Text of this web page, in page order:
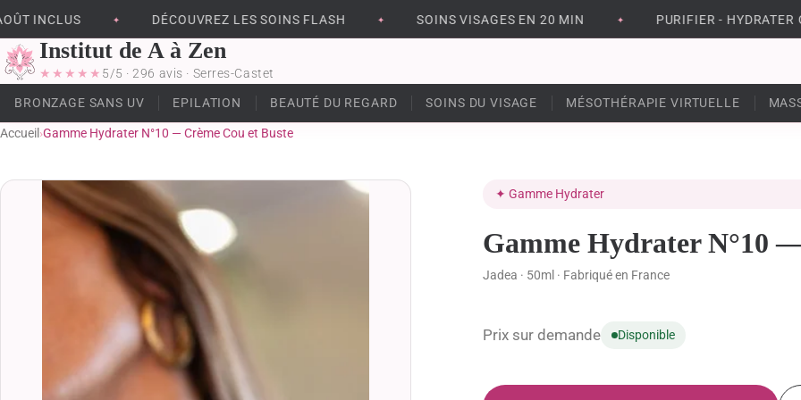
INCLUS DÉCOUVREZ LES SOINS FLASH SOINS VISAGES EN 20 MIN PURIFIER - HYDRATER OU
Institut de A à Zen
★★★★★ 5/5 · 296 avis · Serres-Castet
BRONZAGE SANS UV EPILATION BEAUTÉ DU REGARD SOINS DU VISAGE MÉSOTHÉRAPIE VIRTUELLE
Accueil ›Gamme Hydrater N°10 — Crème Cou et Buste
✦ Gamme Hydrater
Gamme Hydrater N°10
Jadea · 50ml · Fabriqué en France
Prix sur demande Disponible